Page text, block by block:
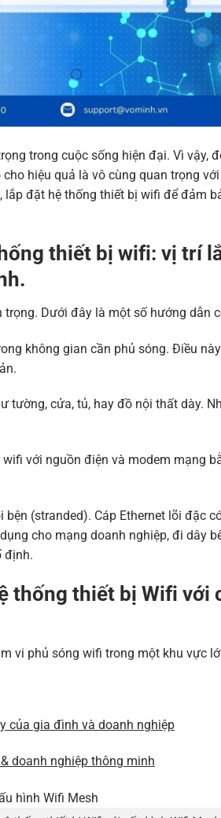
trong cuộc sống hiện đại. Vì vậy,
hiệu quả là vô cùng quan trọng
đặt hệ thống thiết bị wifi để đảm
thiết bị wifi: vị trí
Dưới đây là một số hướng dẫn
không gian cần phủ sóng. Điều
tường, cửa, tủ, hay đồ nội thất dày.
wifi với nguồn điện và modem mạng
(stranded). Cáp Ethernet lõi đặc
cho mạng doanh nghiệp, đi dây
định.
thống thiết bị Wifi với
vi phủ sóng wifi trong một khu vực
của gia đình và doanh nghiệp
doanh nghiệp thông minh